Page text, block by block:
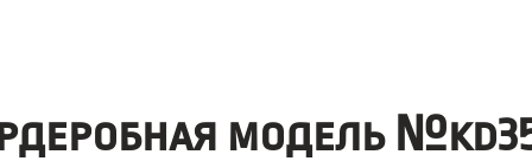
модель